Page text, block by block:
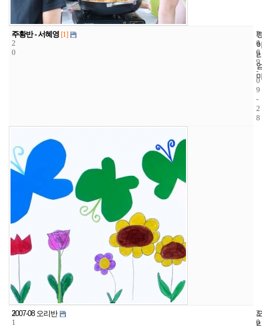
3
2
0
주황반 - 서혜영 [1]
2
4
6
2
0
0
9
-
0
9
-
2
8
3
1
2007-08 오리반
2
0
2
0